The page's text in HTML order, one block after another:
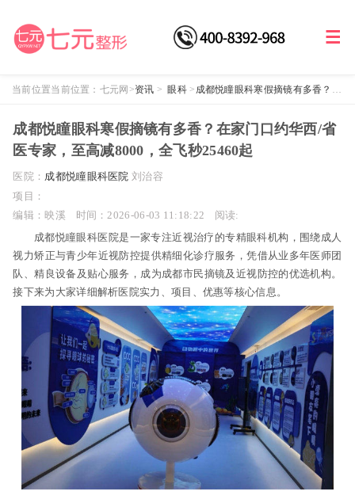
当前位置当前位置： 七元网 >资讯 > 眼科 > 成都悦瞳眼科寒假摘镜有多香？在
成都悦瞳眼科寒假摘镜有多香？在家门口约华西/省
医专家，至高减8000，全飞秒25460起
医院： 成都悦瞳眼科医院 刘治容
项目：
编辑：映溪
时间：2026-06-03 11:18:22
阅读:
成都悦瞳眼科医院是一家专注近视治疗的专精眼科机构，围绕成人
视力矫正与青少年近视防控提供精细化诊疗服务，凭借从业多年医师团
队、精良设备及贴心服务，成为成都市民摘镜及近视防控的优选机构。
接下来为大家详细解析医院实力、项目、优惠等核心信息。